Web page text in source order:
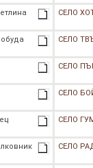
СЕЛО
СЕЛО
СЕЛО
СЕЛО
СЕЛО
СЕЛО